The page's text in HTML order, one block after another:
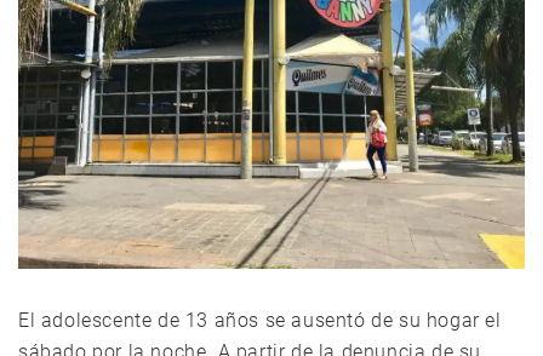
El adolescente de 13 años se ausentó de su hogar el